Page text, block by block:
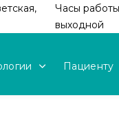
Часы
выходной
Пациенту